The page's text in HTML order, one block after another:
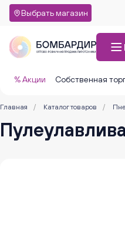
Выбрать магазин
% Акции Собственная
Главная / Каталог товаров /